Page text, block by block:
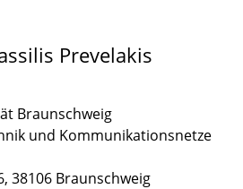
Prevelakis
Braunschweig
und Kommunikationsnetze
38106 Braunschweig